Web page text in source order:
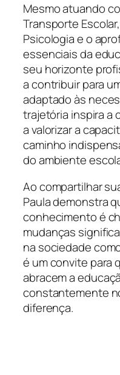
Mesmo atuando
Transporte
Psicologia e o
essenciais da
seu horizonte
a contribuir para
adaptado às
trajetória inspira a
a valorizar a
caminho
do ambiente
Ao compartilhar
Paula demonstra
conhecimento é
mudanças
na sociedade
é um convite para
abracem a
constantemente
diferença.